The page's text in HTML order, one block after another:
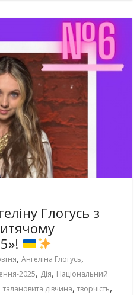
Глогусь з
,Ангеліна Глогусь,
2025, Дія, Національний
талановита дівчина,творчість,